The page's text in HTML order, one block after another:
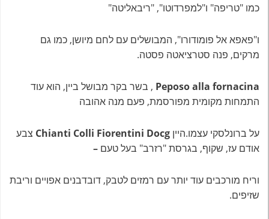
כמו "טריפה" ו"למפרדוטו", "ריבאליטה"
ו"פאפא אל פומודורו", המבושלים עם לחם מיושן, כמו גם
מרקים, פנה סטרציאטה פסטה.
Peposo alla fornacina , בשר בקר מבושל ביין, הוא עוד
התמחות מקומית מפורסמת, פעם מנה אהובה
על ברונלסקי עצמו.היין Chianti Colli Fiorentini Docg צבע
אודם עז, שקוף, בגרסת "רזרב" בעל טעם –
וריח מורכבים עוד יותר עם רמזים לטבק, דובדבנים אפויים וריבת
שזיפים.